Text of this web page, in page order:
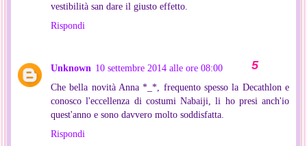
vestibilità san dare il giusto effetto.
Rispondi
Unknown 10 settembre 2014 alle ore 08:00
Che bella novità Anna *_*, frequento spesso la Decathlon e
conosco l'eccellenza di costumi Nabaiji, li ho presi anch'io
quest'anno e sono davvero molto soddisfatta.
Rispondi